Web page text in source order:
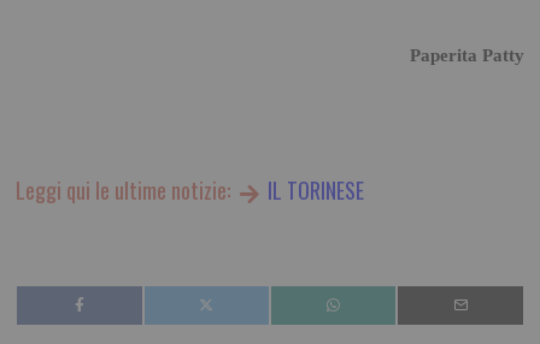
Paperita Patty
Leggi qui le ultime notizie: IL TORINESE